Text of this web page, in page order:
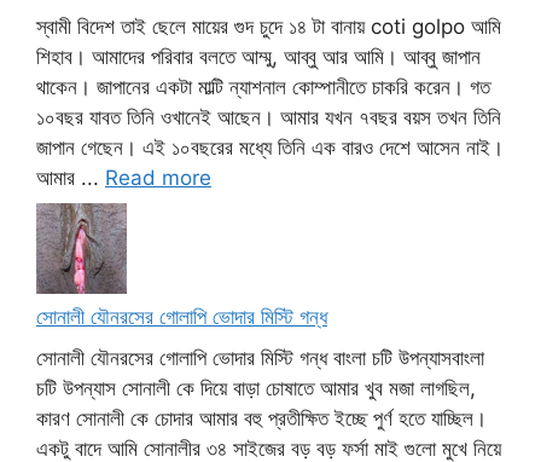
স্বামী বিদেশ তাই ছেলে মায়ের গুদ চুদে ১৪ টা বানায় coti golpo আমি
শিহাব। আমাদের পরিবার বলতে আম্মু, আব্বু আর আমি। আব্বু জাপান
থাকেন। জাপানের একটা মাল্টি ন্যাশনাল কোম্পানীতে চাকরি করেন। গত
১০বছর যাবত তিনি ওখানেই আছেন। আমার যখন ৭বছর বয়স তখন তিনি
জাপান গেছেন। এই ১০বছরের মধ্যে তিনি এক বারও দেশে আসেন নাই।
আমার ... Read more
সোনালী যৌনরসের গোলাপি ভোদার মিস্টি গন্ধ
সোনালী যৌনরসের গোলাপি ভোদার মিস্টি গন্ধ বাংলা চটি উপন্যাসবাংলা
চটি উপন্যাস সোনালী কে দিয়ে বাড়া চোষাতে আমার খুব মজা লাগছিল,
কারণ সোনালী কে চোদার আমার বহু প্রতীক্ষিত ইচ্ছে পুর্ণ হতে যাচ্ছিল।
একটু বাদে আমি সোনালীর ৩৪ সাইজের বড় বড় ফর্সা মাই গুলো মুখে নিয়ে